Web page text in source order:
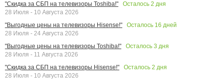
"Скидка за СБП на телевизоры Toshiba!"
Осталось 2 дня
28 Июля - 10 Августа 2026
"Выгодные цены на телевизоры Hisense!"
Осталось 16 дней
28 Июля - 24 Августа 2026
"Выгодные цены на телевизоры Toshiba!"
Осталось 3 дня
28 Июля - 11 Августа 2026
"Скидка за СБП на телевизоры Hisense!"
Осталось 2 дня
28 Июля - 10 Августа 2026